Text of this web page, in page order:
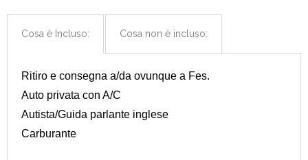
Cosa è Incluso: Cosa non è incluso:
Ritiro e consegna a/da ovunque a Fes.
Auto privata con A/C
Autista/Guida parlante inglese
Carburante